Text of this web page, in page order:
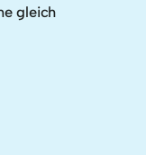
gleich